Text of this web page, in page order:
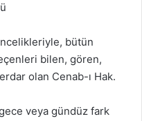
bütün
bilen, gören,
olan Cenab-ı Hak.
veya gündüz fark